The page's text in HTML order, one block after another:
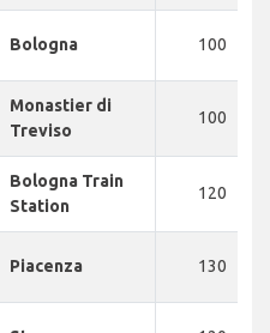
Bologna 100
Monastier di
Treviso
100
Bologna Train
Station
120
Piacenza 130